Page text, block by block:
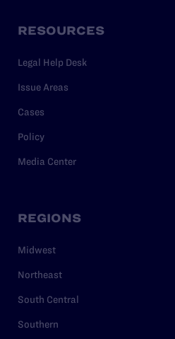
RESOURCES
Legal Help Desk
Issue Areas
Cases
Policy
Media Center
REGIONS
Midwest
Northeast
South Central
Southern